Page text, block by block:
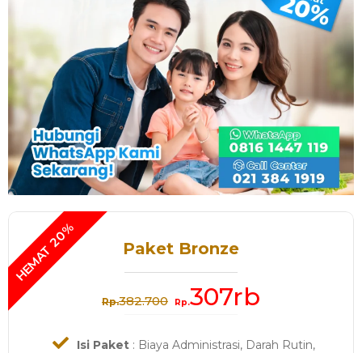
Paket Bronze
Rp.382.700 Rp.307rb
Isi Paket: Biaya Administrasi, Darah Rutin,